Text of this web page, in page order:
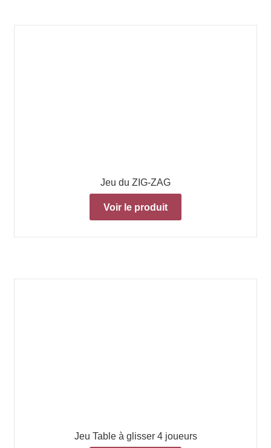
Jeu du ZIG-ZAG
Voir le produit
Jeu Table à glisser 4 joueurs